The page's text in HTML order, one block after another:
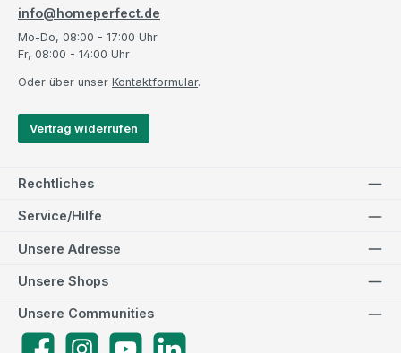
info@homeperfect.de
Mo-Do, 08:00 - 17:00 Uhr
Fr, 08:00 - 14:00 Uhr
Oder über unser Kontaktformular.
Vertrag widerrufen
Rechtliches
Service/Hilfe
Unsere Adresse
Unsere Communities
Unsere Shops